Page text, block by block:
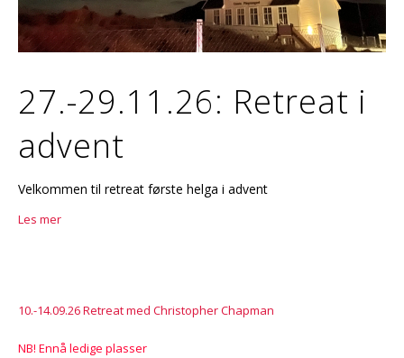
27.-29.11.26: Retreat i
advent
Velkommen til retreat første helga i advent
Les mer
10.-14.09.26 Retreat med Christopher Chapman
NB! Ennå ledige plasser